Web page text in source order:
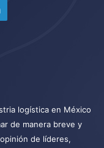
LinkedIn
logística en México
de manera breve y
de líderes,